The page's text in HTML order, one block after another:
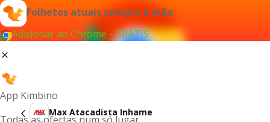
Folhetos atuais sempre à mão
Adicionar ao Chrome - GRÁTIS
App Kimbino
Max Atacadista Inhame